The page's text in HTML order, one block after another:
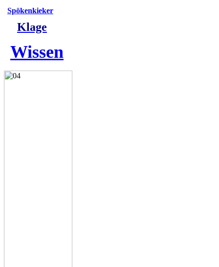
Spökenkieker
Klage
Wissen